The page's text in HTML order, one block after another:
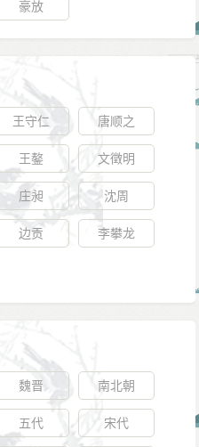
豪放
王守仁 唐顺之
王鏊 文徵明
庄昶 沈周
边贡 李攀龙
魏晋 南北朝
五代 宋代